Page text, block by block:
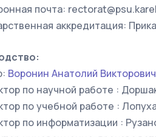
почта:
аккредитация:
Воронин Анатолий Викторович
по научной работе :
по учебной работе :
по информатизации :